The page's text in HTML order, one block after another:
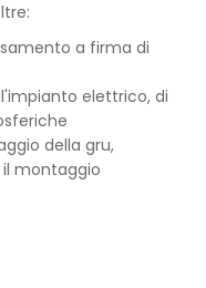
a firma di
elettrico, di
della gru,
montaggio